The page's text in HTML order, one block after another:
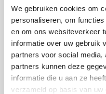
We gebruiken cookies om
personaliseren, om
en om ons websiteverkeer
informatie over uw gebruik
partners voor social
partners kunnen deze
informatie die u aan ze
verzameld op basis van